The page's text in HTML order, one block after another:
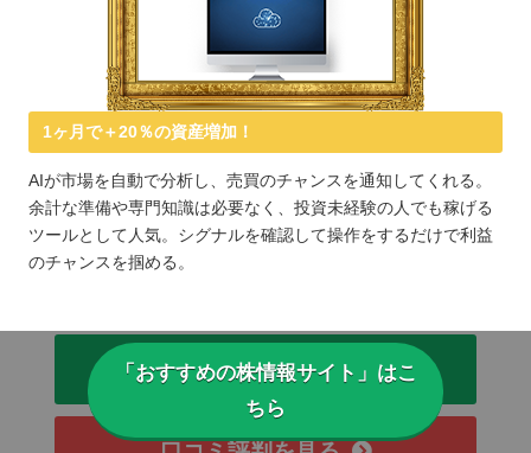
1ヶ月で＋20％の資産増加！
AIが市場を自動で分析し、売買のチャンスを通知してくれる。
余計な準備や専門知識は必要なく、投資未経験の人でも稼げる
ツールとして人気。シグナルを確認して操作をするだけで利益
のチャンスを掴める。
公式サイトを見る
「おすすめの株情報サイト」はこ
ちら